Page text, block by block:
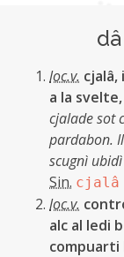
loc.v. cjalâ,
a la
cjalade sot
pardabon.
scugnì ubidì
Sin. cjalâ
loc.v.
alc al ledi
compuarti